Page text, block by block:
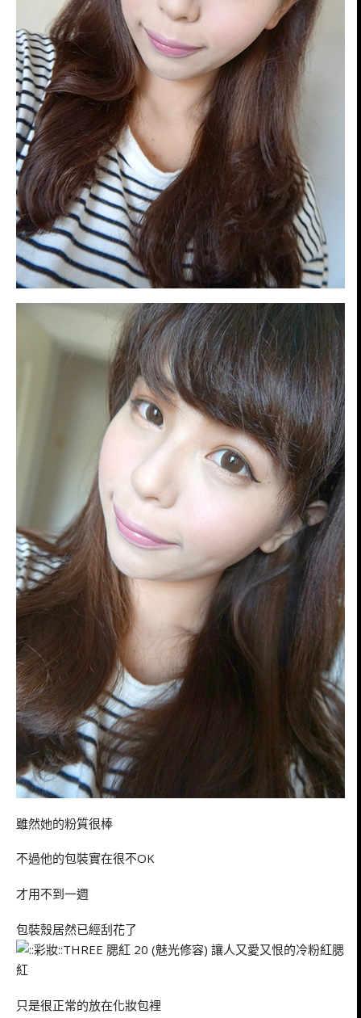
雖然她的粉質很棒
不過他的包裝實在很不OK
才用不到一週
包裝殼居然已經刮花了
只是很正常的放在化妝包裡